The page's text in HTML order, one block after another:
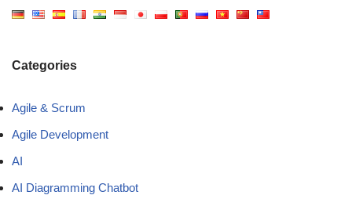
Categories
Agile & Scrum
Agile Development
AI
AI Diagramming Chatbot